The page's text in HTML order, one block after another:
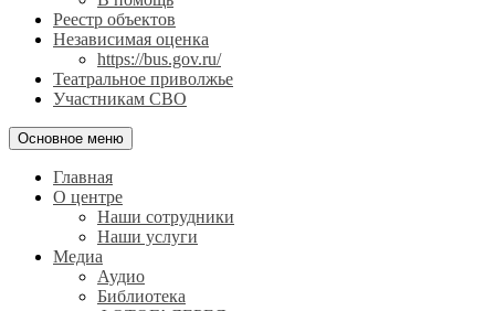
Реестр объектов
Независимая оценка
https://bus.gov.ru/
Театральное приволжье
Участникам СВО
Основное меню
Главная
О центре
Наши сотрудники
Наши услуги
Медиа
Аудио
Библиотека